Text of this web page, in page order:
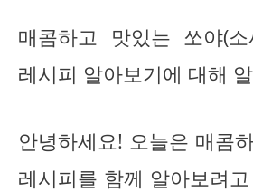
매콤하고 맛있는 쏘야(
레시피 알아보기에 대해
안녕하세요! 오늘은 매콤
레시피를 함께 알아보려